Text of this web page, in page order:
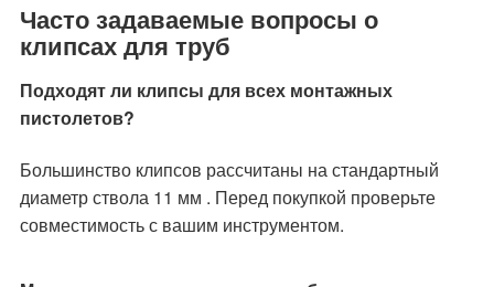
Часто задаваемые вопросы о
клипсах для труб
Подходят ли клипсы для всех монтажных
пистолетов?
Большинство клипсов рассчитаны на стандартный
диаметр ствола 11 мм . Перед покупкой проверьте
совместимость с вашим инструментом.